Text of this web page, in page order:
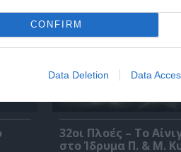
CONFIRM
Data Deletion Data
32οι Πλοές – Το
στο Ίδρυμα Π. & Μ.